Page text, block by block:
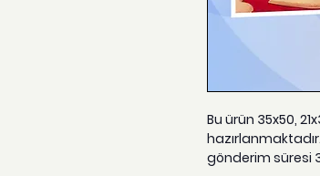
Bu ürün 35x50,
gönderim süresi